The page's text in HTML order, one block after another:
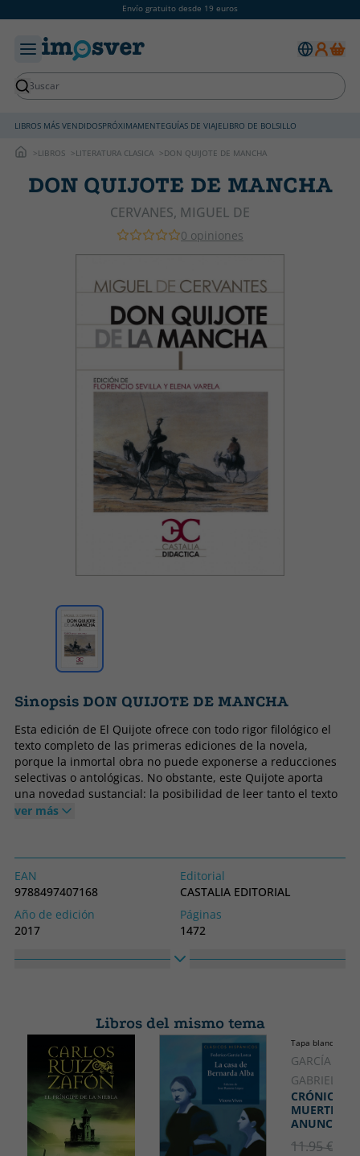
Envío gratuito desde 19 euros
LIBROS MÁS VENDIDOSPRÓXIMAMENTEGUÍAS DE VIAJELIBRO DE BOLSILLO
LIBROS LITERATURA CLASICA DON QUIJOTE DE MANCHA
DON QUIJOTE DE MANCHA
CERVANES, MIGUEL DE
0 opiniones
Sinopsis DON QUIJOTE DE MANCHA
Esta edición de El Quijote ofrece con todo rigor filológico el
texto completo de las primeras ediciones de la novela,
porque la inmortal obra no puede exponerse a reducciones
selectivas o antológicas. No obstante, este Quijote aporta
una novedad sustancial: la posibilidad de leer tanto el texto
íntegro como una lectura abreviada.
ver más
EAN
9788497407168
Editorial
CASTALIA EDITORIAL
Año de edición
2017
Páginas
1472
Idioma
Libros del mismo tema
Tapa blanda o
GARCÍA
GABRIEL
CRÓNICA
MUERTE
ANUNCIADA
11.95 €